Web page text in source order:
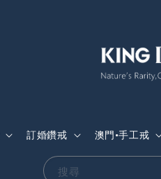
搜尋
訂婚鑽戒 澳門•手工戒